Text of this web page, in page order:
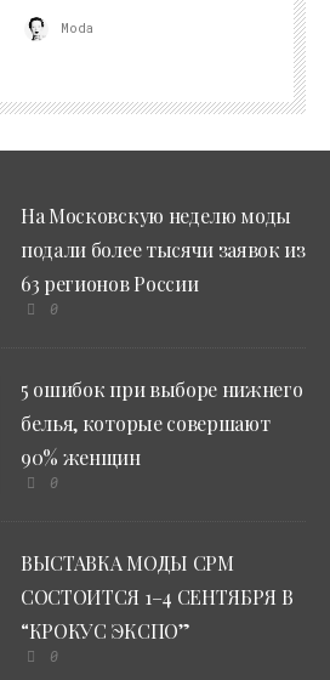
Moda
На Московскую неделю моды
подали более тысячи заявок из
63 регионов России
0
5 ошибок при выборе нижнего
белья, которые совершают
90% женщин
0
ВЫСТАВКА МОДЫ CPM
СОСТОИТСЯ 1–4 СЕНТЯБРЯ В
“КРОКУС ЭКСПО”
0